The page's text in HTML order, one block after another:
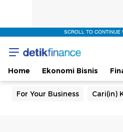
SCROLL TO CONTINUE
Home Ekonomi Bisnis
For Your Business Cari(in)